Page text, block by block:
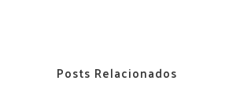
Posts Relacionados